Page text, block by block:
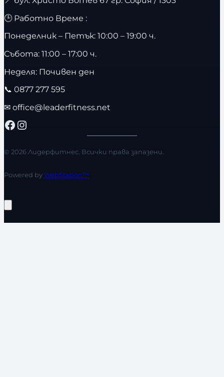
🕒 Работно Време :
Понеделник – Петък: 10:00 – 19:00 ч.
Събота: 11:00 – 17:00 ч.
Неделя: Почивен ден
📞 0877 277 595
✉ office@leaderfitness.net
Facebook Instagram
© 2026 Лидерфитнес. Всички права запазени.
Powered byWebStation™